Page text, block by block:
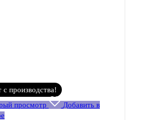
с производства!
просмотр
Добавить в